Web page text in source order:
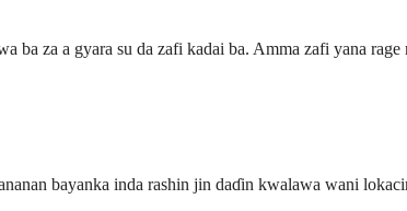
ba za a gyara su da zafi kadai ba. Amma zafi yana
bayanka inda rashin jin daɗin kwalawa wani